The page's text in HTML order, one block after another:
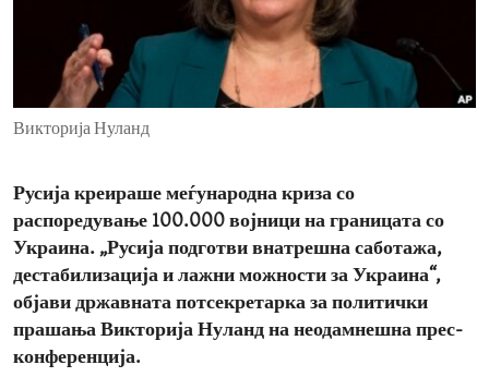
ENVIRONMENT AND HEALTH
IDEALS AND INSTITUTIONS
Викторија Нуланд
Русија креираше меѓународна криза со
распоредување 100.000 војници на границата со
Украина. „Русија подготви внатрешна саботажа,
дестабилизација и лажни можности за Украина“,
објави државната потсекретарка за политички
прашања Викторија Нуланд на неодамнешна прес-
конференција.